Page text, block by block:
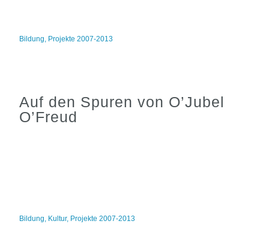
Bildung, Projekte 2007-2013
Auf den Spuren von O’Jubel
O’Freud
Bildung, Kultur, Projekte 2007-2013